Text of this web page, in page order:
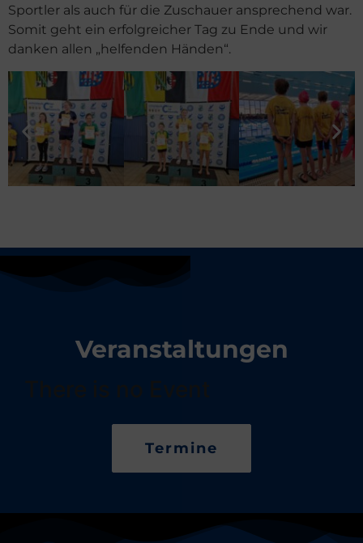
Sportler als auch für die Zuschauer ansprechend war.
Somit geht ein erfolgreicher Tag zu Ende und wir
danken allen „helfenden Händen“.
Veranstaltungen
Termine